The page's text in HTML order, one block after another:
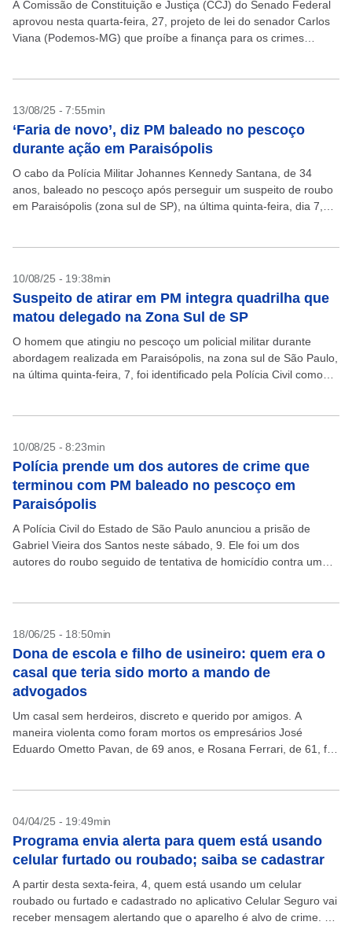
A Comissão de Constituição e Justiça (CCJ) do Senado Federal
aprovou nesta quarta-feira, 27, projeto de lei do senador Carlos
Viana (Podemos-MG) que proíbe a finança para os crimes
13/08/25 - 7:55min
‘Faria de novo’, diz PM baleado no pescoço
durante ação em Paraisópolis
O cabo da Polícia Militar Johannes Kennedy Santana, de 34
anos, baleado no pescoço após perseguir um suspeito de roubo
em Paraisópolis (zona sul de SP), na última quinta-feira, dia 7,
10/08/25 - 19:38min
Suspeito de atirar em PM integra quadrilha que
matou delegado na Zona Sul de SP
O homem que atingiu no pescoço um policial militar durante
abordagem realizada em Paraisópolis, na zona sul de São Paulo,
na última quinta-feira, 7, foi identificado pela Polícia Civil como
10/08/25 - 8:23min
Polícia prende um dos autores de crime que
terminou com PM baleado no pescoço em
Paraisópolis
A Polícia Civil do Estado de São Paulo anunciou a prisão de
Gabriel Vieira dos Santos neste sábado, 9. Ele foi um dos
autores do roubo seguido de tentativa de homicídio contra um
18/06/25 - 18:50min
Dona de escola e filho de usineiro: quem era o
casal que teria sido morto a mando de
advogados
Um casal sem herdeiros, discreto e querido por amigos. A
maneira violenta como foram mortos os empresários José
Eduardo Ometto Pavan, de 69 anos, e Rosana Ferrari, de 61, foi
04/04/25 - 19:49min
Programa envia alerta para quem está usando
celular furtado ou roubado; saiba se cadastrar
A partir desta sexta-feira, 4, quem está usando um celular
roubado ou furtado e cadastrado no aplicativo Celular Seguro vai
receber mensagem alertando que o aparelho é alvo de crime. O